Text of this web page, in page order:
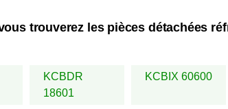
trouverez les pièces détachées
KCBDR
18601
KCBIX 60600